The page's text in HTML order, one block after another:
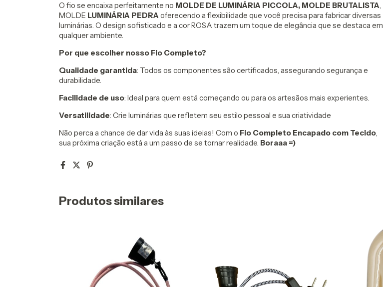
O fio se encaixa perfeitamente no MOLDE DE LUMINÁRIA PICCOLA, MOLDE BRUTALISTA,
MOLDE LUMINÁRIA PEDRA oferecendo a flexibilidade que você precisa para fabricar diversas
luminárias. O design sofisticado e a cor ROSA trazem um toque de elegância que se destaca em
qualquer ambiente.
Por que escolher nosso Fio Completo?
Qualidade garantida: Todos os componentes são certificados, assegurando segurança e
durabilidade.
Facilidade de uso: Ideal para quem está começando ou para os artesãos mais experientes.
Versatilidade: Crie luminárias que refletem seu estilo pessoal e sua criatividade
Não perca a chance de dar vida às suas ideias! Com o Fio Completo Encapado com Tecido,
sua próxima criação está a um passo de se tornar realidade. Boraaa =)
Produtos similares